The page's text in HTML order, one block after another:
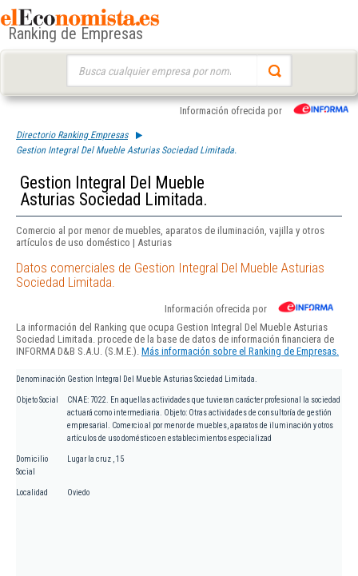
Ranking de Empresas
Información ofrecida por
Directorio Ranking Empresas
Gestion Integral Del Mueble Asturias Sociedad Limitada.
Gestion Integral Del Mueble
Asturias Sociedad Limitada.
Comercio al por menor de muebles, aparatos de iluminación, vajilla y otros
artículos de uso doméstico | Asturias
Datos comerciales de Gestion Integral Del Mueble Asturias
Sociedad Limitada.
Información ofrecida por
La información del Ranking que ocupa Gestion Integral Del Mueble Asturias
Sociedad Limitada. procede de la base de datos de información financiera de
INFORMA D&B S.A.U. (S.M.E.). Más información sobre el Ranking de Empresas.
Denominación Gestion Integral Del Mueble Asturias Sociedad Limitada.
Objeto Social
CNAE: 7022. En aquellas actividades que tuvieran carácter profesional la sociedad
actuará como intermediaria. Objeto: Otras actividades de consultoría de gestión
empresarial. Comercio al por menor de muebles, aparatos de iluminación y otros
artículos de uso doméstico en establecimientos especializad
Domicilio
Social
Lugar la cruz , 15
Localidad Oviedo